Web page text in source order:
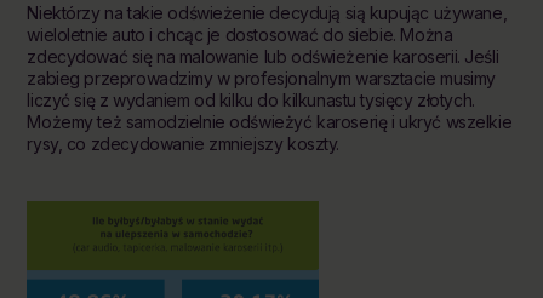
Niektórzy na takie odświeżenie decydują sią kupując używane,
wieloletnie auto i chcąc je dostosować do siebie. Można
zdecydować się na malowanie lub odświeżenie karoserii. Jeśli
zabieg przeprowadzimy w profesjonalnym warsztacie musimy
liczyć się z wydaniem od kilku do kilkunastu tysięcy złotych.
Możemy też samodzielnie odświeżyć karoserię i ukryć wszelkie
rysy, co zdecydowanie zmniejszy koszty.